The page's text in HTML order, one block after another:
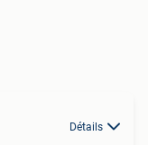
Détails